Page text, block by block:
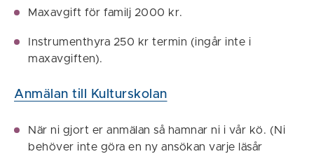
Maxavgift för familj 2000 kr.
Instrumenthyra 250 kr termin (ingår inte i
maxavgiften).
Anmälan till Kulturskolan
När ni gjort er anmälan så hamnar ni i vår kö. (Ni
behöver inte göra en ny ansökan varje läsår